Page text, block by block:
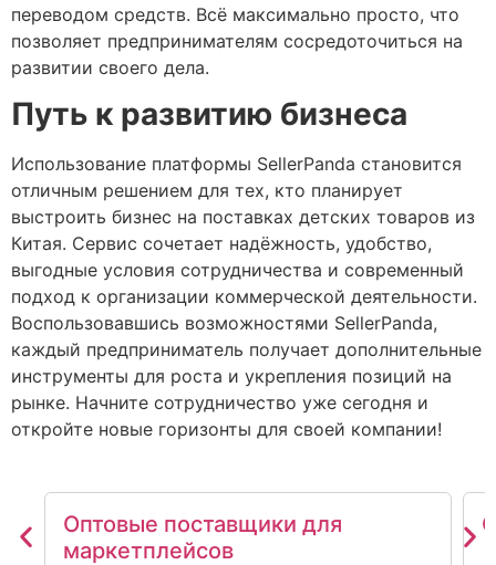
переводом средств. Всё максимально просто, что
позволяет предпринимателям сосредоточиться на
развитии своего дела.
Путь к развитию бизнеса
Использование платформы SellerPanda становится
отличным решением для тех, кто планирует
выстроить бизнес на поставках детских товаров из
Китая. Сервис сочетает надёжность, удобство,
выгодные условия сотрудничества и современный
подход к организации коммерческой деятельности.
Воспользовавшись возможностями SellerPanda,
каждый предприниматель получает дополнительные
инструменты для роста и укрепления позиций на
рынке. Начните сотрудничество уже сегодня и
откройте новые горизонты для своей компании!
Оптовые поставщики для
маркетплейсов